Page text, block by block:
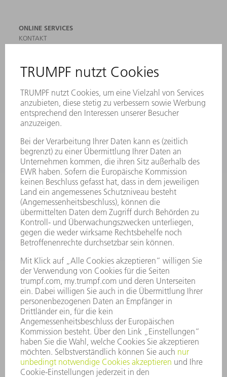
ONLINE SERVICES
KONTAKT
VERANSTALTUNGEN UND TERMINE
NEWSLETTER-ANMELDUNG
MYTRUMPF
SICHERHEITSDATENBLÄTTER
PRODUKTE
MASCHINEN & SYSTEME
LEISTUNGSELEKTRONIK
ELEKTROWERKZEUGE
SMART FACTORY
SOFTWARE
SERVICES
ANWENDUNGEN
BRANCHEN
UNTERNEHMEN
KARRIERE
STELLENANGEBOTE
UNTERNEHMENSPROFIL
GESCHÄFTSBERICHT
UNTERNEHMENSGRUNDSÄTZE
COMPLIANCE
HINWEISGEBERSYSTEM
SECURITY
PRESSEMITTEILUNGEN
MAGAZINE
LIEFERANTEN
NACHHALTIGKEIT
UMWELT & KLIMA
SOZIALES & GESELLSCHAFT
UNTERNEHMENSFÜHRUNG